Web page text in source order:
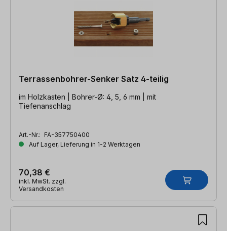
Terrassenbohrer-Senker Satz 4-teilig
im Holzkasten | Bohrer-Ø: 4, 5, 6 mm | mit
Tiefenanschlag
Art.-Nr.: FA-357750400
Auf Lager, Lieferung in 1-2 Werktagen
70,38 €
inkl. MwSt. zzgl.
Versandkosten